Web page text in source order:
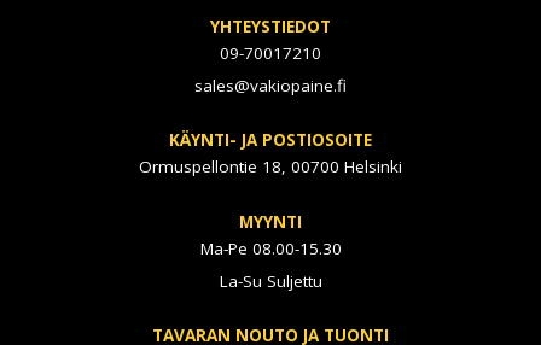
YHTEYSTIEDOT
09-70017210
sales@vakiopaine.fi
KÄYNTI- JA POSTIOSOITE
Ormuspellontie 18, 00700 Helsinki
MYYNTI
Ma-Pe 08.00-15.30
La-Su Suljettu
TAVARAN NOUTO JA TUONTI